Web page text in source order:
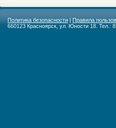
Политика безопасности|Правила
660123 Красноярск, ул. Юности 18. Тел.: